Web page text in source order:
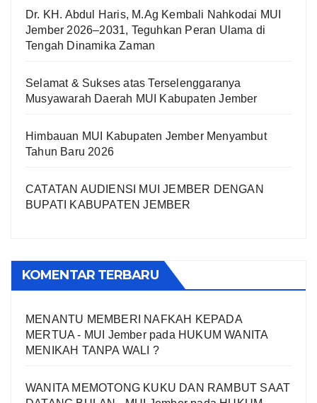
Dr. KH. Abdul Haris, M.Ag Kembali Nahkodai MUI
Jember 2026–2031, Teguhkan Peran Ulama di
Tengah Dinamika Zaman
Selamat & Sukses atas Terselenggaranya
Musyawarah Daerah MUI Kabupaten Jember
Himbauan MUI Kabupaten Jember Menyambut
Tahun Baru 2026
CATATAN AUDIENSI MUI JEMBER DENGAN
BUPATI KABUPATEN JEMBER
KOMENTAR TERBARU
MENANTU MEMBERI NAFKAH KEPADA
MERTUA - MUI Jemberpada HUKUM WANITA
MENIKAH TANPA WALI ?
WANITA MEMOTONG KUKU DAN RAMBUT SAAT